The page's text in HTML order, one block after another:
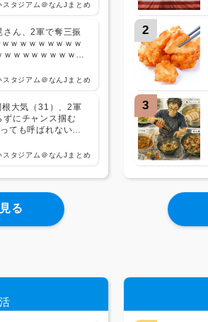
スタジアム＠なんJまとめ
さん、2軍で奪三振
ｗｗｗｗｗｗｗｗ
ｗｗｗｗｗｗｗｗｗ
スタジアム＠なんJまとめ
根大気（31）、2軍
ずにチャンス掴む
っても呼ばれないな
スタジアム＠なんJまとめ
る
2
3